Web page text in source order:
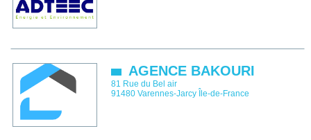
AGENCE BAKOURI
81 Rue du Bel air
91480 Varennes-Jarcy Île-de-France